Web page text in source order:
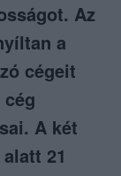
Az
a
cégeit
A két
21